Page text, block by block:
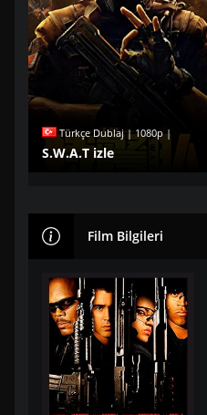
Türkçe Dublaj | 1080p |
S.W.A.T izle
Film Bilgileri